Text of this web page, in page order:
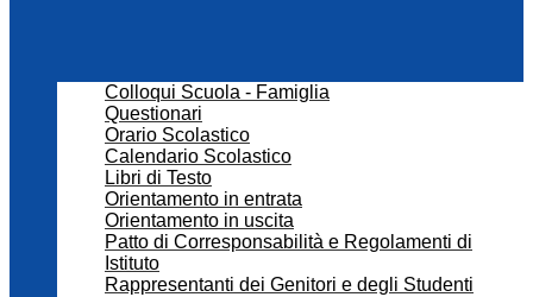
Colloqui Scuola - Famiglia
Questionari
Orario Scolastico
Calendario Scolastico
Libri di Testo
Orientamento in entrata
Orientamento in uscita
Patto di Corresponsabilità e Regolamenti di
Istituto
Rappresentanti dei Genitori e degli Studenti